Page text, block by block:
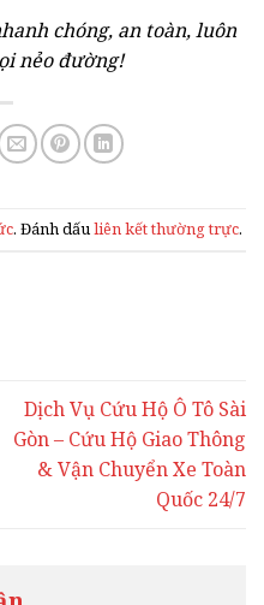
chóng, an toàn, luôn
nẻo đường!
. Đánh dấuliên kết thường trực.
Dịch Vụ Cứu Hộ Ô Tô Sài
Gòn – Cứu Hộ Giao Thông
& Vận Chuyển Xe Toàn
Quốc 24/7